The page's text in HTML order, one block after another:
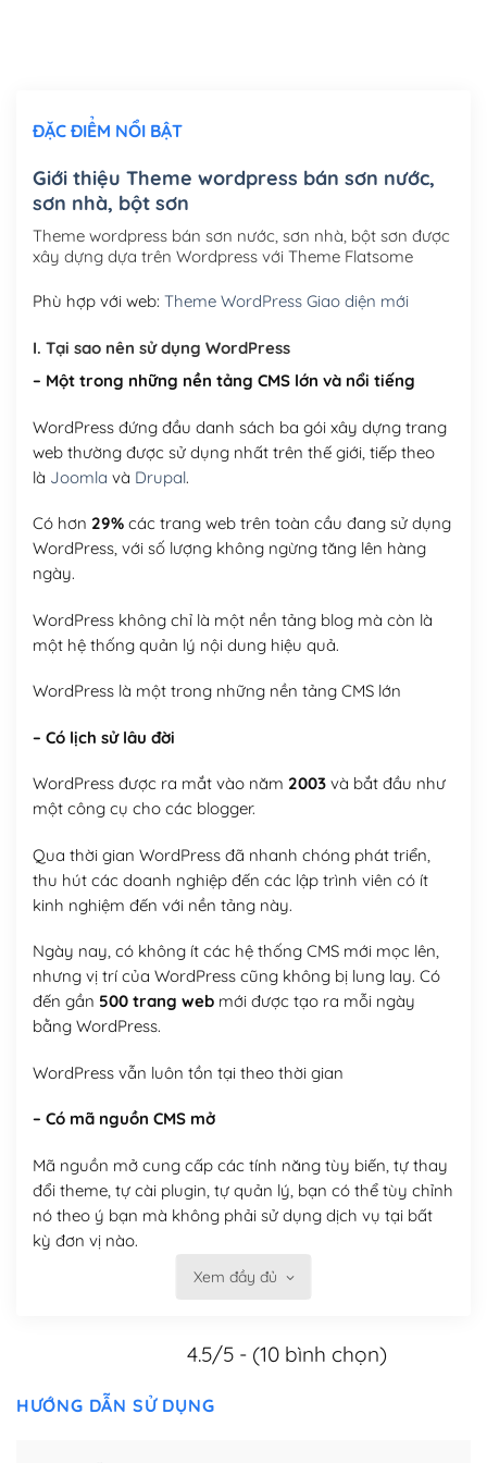
Mua thêm Host + Tên miền
Tên miền quốc tế .com .net .org (1 năm)
(+300,000₫)
Tên miền Việt Nam .vn (1 năm)
Hosting 2GB SSD (1 năm) (+450,000₫)
Hosting 3GB SSD (1 năm)(+550,000₫)
Hosting 5GB SSD (1 năm)
Hosting 8GB SSD (1 năm) (+950,000₫)
ĐẶC ĐIỂM NỔI BẬT
Giới thiệu Theme wordpress bán sơn nước,
sơn nhà, bột sơn
Theme wordpress bán sơn nước, sơn nhà, bột sơn được
xây dựng dựa trên Wordpress với Theme Flatsome
Phù hợp với web: Theme WordPress Giao diện mới
I. Tại sao nên sử dụng WordPress
– Một trong những nền tảng CMS lớn và nổi tiếng
WordPress đứng đầu danh sách ba gói xây dựng trang
web thường được sử dụng nhất trên thế giới, tiếp theo
là Joomla và Drupal.
Có hơn 29%các trang web trên toàn cầu đang sử dụng
WordPress, với số lượng không ngừng tăng lên hàng
ngày.
WordPress không chỉ là một nền tảng blog mà còn là
một hệ thống quản lý nội dung hiệu quả.
WordPress là một trong những nền tảng CMS lớn
– Có lịch sử lâu đời
WordPress được ra mắt vào năm 2003và bắt đầu như
một công cụ cho các blogger.
Qua thời gian WordPress đã nhanh chóng phát triển,
thu hút các doanh nghiệp đến các lập trình viên có ít
kinh nghiệm đến với nền tảng này.
Ngày nay, có không ít các hệ thống CMS mới mọc lên,
nhưng vị trí của WordPress cũng không bị lung lay. Có
đến gần 500 trang webmới được tạo ra mỗi ngày
bằng WordPress.
WordPress vẫn luôn tồn tại theo thời gian
– Có mã nguồn CMS mở
Mã nguồn mở cung cấp các tính năng tùy biến, tự thay
đổi theme, tự cài plugin, tự quản lý, bạn có thể tùy chỉnh
nó theo ý bạn mà không phải sử dụng dịch vụ tại bất
kỳ đơn vị nào.
Việc của bạn là đăng ký một tên miền và hosting để
Có thể tùy biến trên website WordPress
– Thân thiện với công cụ tìm kiếm
Xem đầy đủ
4.5/5 - (10 bình chọn)
HƯỚNG DẪN SỬ DỤNG